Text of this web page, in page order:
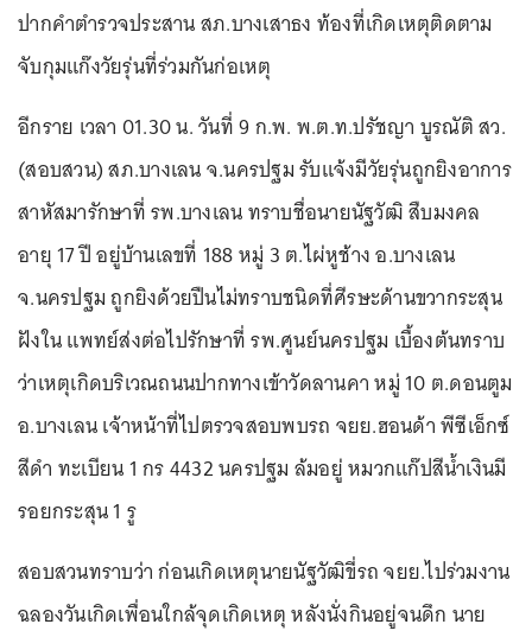
ปากคำตำรวจประสาน สภ.บางเสาธง ท้องที่เกิดเหตุติดตาม
จับกุมแก๊งวัยรุ่นที่ร่วมกันก่อเหตุ
อีกราย เวลา 01.30 น. วันที่ 9 ก.พ. พ.ต.ท.ปรัชญา บูรณัติ สว.
(สอบสวน) สภ.บางเลน จ.นครปฐม รับแจ้งมีวัยรุ่นถูกยิงอาการ
สาหัสมารักษาที่ รพ.บางเลน ทราบชื่อนายนัฐวัฒิ สืบมงคล
อายุ 17 ปี อยู่บ้านเลขที่ 188 หมู่ 3 ต.ไผ่หูช้าง อ.บางเลน
จ.นครปฐม ถูกยิงด้วยปืนไม่ทราบชนิดที่ศีรษะด้านขวากระสุน
ฝังใน แพทย์ส่งต่อไปรักษาที่ รพ.ศูนย์นครปฐม เบื้องต้นทราบ
ว่าเหตุเกิดบริเวณถนนปากทางเข้าวัดลานคา หมู่ 10 ต.ดอนตูม
อ.บางเลน เจ้าหน้าที่ไปตรวจสอบพบรถ จยย.ฮอนด้า พีซีเอ็กซ์
สีดำ ทะเบียน 1 กร 4432 นครปฐม ล้มอยู่ หมวกแก๊ปสีน้ำเงินมี
รอยกระสุน 1 รู
สอบสวนทราบว่า ก่อนเกิดเหตุนายนัฐวัฒิขี่รถ จยย.ไปร่วมงาน
ฉลองวันเกิดเพื่อนใกล้จุดเกิดเหตุ หลังนั่งกินอยู่จนดึก นาย